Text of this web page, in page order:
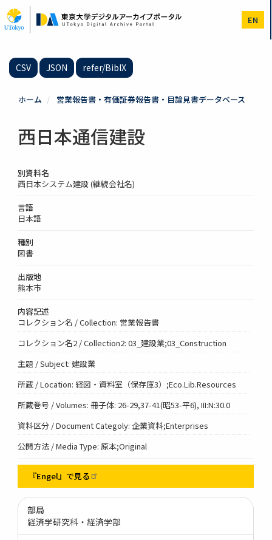
イ
ン
EN
CSV JSON refer/BibIX
ホーム 営業報告書・有価証券報告書・目論見書データベース
西日本通信建設
別資料名
西日本システム建設 (継続会社名)
言語
日本語
種別
図書
出版地
熊本市
内容記述
コレクション名 / Collection: 営業報告書
コレクション名2 / Collection2: 03_建設業;03_Construction
主題 / Subject: 建設業
所蔵 / Location: 経図・資料室（保存庫3）;Eco.Lib.Resources
所蔵巻号 / Volumes: 冊子体: 26-29,37-41(昭53-平6), III:N:30.0
資料区分 / Document Categoly: 企業資料;Enterprises
公開方法 / Media Type: 原本;Original
『Engel』で見る
部局
経済学研究科・経済学部